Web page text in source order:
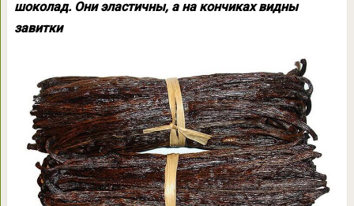
шоколад. Они эластичны, а на кончиках видны
завитки